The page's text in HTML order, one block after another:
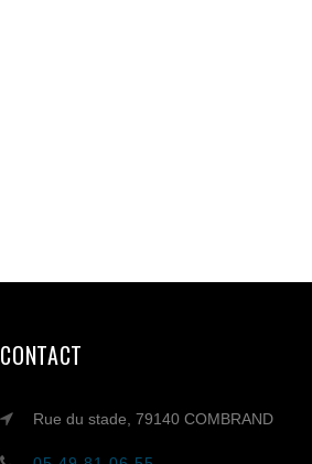
CONTACT
Rue du stade, 79140 COMBRAND